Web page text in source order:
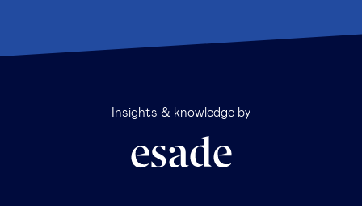
Insights & knowledge by